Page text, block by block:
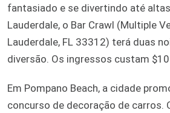
fantasiado e se divertindo até
Lauderdale, o Bar Crawl (Multiple
Lauderdale, FL 33312) terá duas
diversão. Os ingressos custam $10
Em Pompano Beach, a cidade
concurso de decoração de carros.